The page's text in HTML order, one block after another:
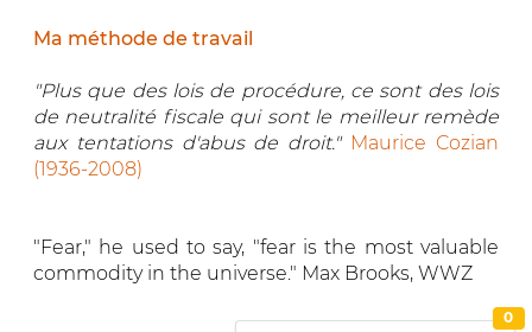
Ma méthode de travail
"Plus que des lois de procédure, ce sont des lois
de neutralité fiscale qui sont le meilleur remède
aux tentations d'abus de droit." Maurice Cozian
(1936-2008)
"Fear," he used to say, "fear is the most valuable
commodity in the universe." Max Brooks, WWZ
0